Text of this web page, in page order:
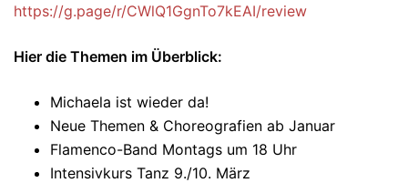
https://g.page/r/CWlQ1GgnTo7kEAI/review
Hier die Themen im Überblick:
Michaela ist wieder da!
Neue Themen & Choreografien ab Januar
Flamenco-Band Montags um 18 Uhr
Intensivkurs Tanz 9./10. März